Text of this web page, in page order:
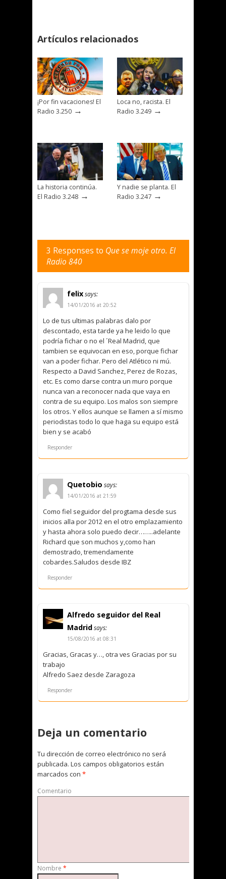
Artículos relacionados
¡Por fin vacaciones! El
Radio 3.250 →
Loca no, racista. El
Radio 3.249 →
La historia continúa.
El Radio 3.248 →
Y nadie se planta. El
Radio 3.247 →
3 Responses to Que se moje otro. El
Radio 840
felixsays:
14/01/2016 at 20:52
Lo de tus ultimas palabras dalo por
descontado, esta tarde ya he leido lo que
podría fichar o no el ´Real Madrid, que
tambien se equivocan en eso, porque fichar
van a poder fichar. Pero del Atlético ni mú.
Respecto a David Sanchez, Perez de Rozas,
etc. Es como darse contra un muro porque
nunca van a reconocer nada que vaya en
contra de su equipo. Los malos son siempre
los otros. Y ellos aunque se llamen a sí mismo
periodistas todo lo que haga su equipo está
bien y se acabó
Responder
Quetobio says:
14/01/2016 at 21:59
Como fiel seguidor del progtama desde sus
inicios alla por 2012 en el otro emplazamiento
y hasta ahora solo puedo decir……..adelante
Richard que son muchos y,como han
demostrado, tremendamente
cobardes.Saludos desde IBZ
Responder
Alfredo seguidor del Real
Madridsays:
15/08/2016 at 08:31
Gracias, Gracas y…, otra ves Gracias por su
trabajo
Alfredo Saez desde Zaragoza
Responder
Deja un comentario
Tu dirección de correo electrónico no será
publicada. Los campos obligatorios están
marcados con *
Comentario
Nombre *